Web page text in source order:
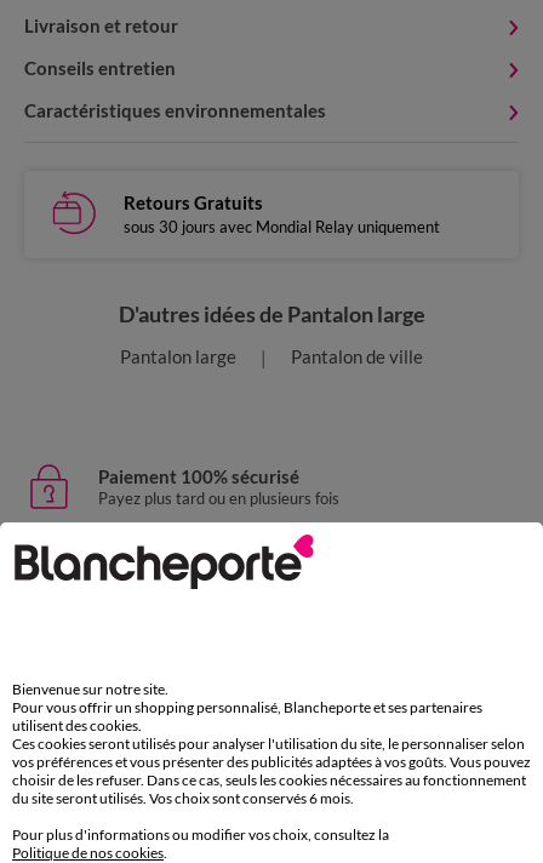
Livraison et retour
Conseils entretien
Caractéristiques environnementales
Retours Gratuits
sous 30 jours avec Mondial Relay uniquement
D'autres idées de Pantalon large
Pantalon large Pantalon de ville
Paiement 100% sécurisé
Payez plus tard ou en plusieurs fois
Livraison express
domicile, relais, consignes automatiques
Service clients
par chat et par téléphone
de 8h00 à 20h00 du lundi au samedi
Bienvenue sur notre site.
Pour vous offrir un shopping personnalisé, Blancheporte et ses partenaires
utilisent des cookies.
Ces cookies seront utilisés pour analyser l'utilisation du site, le personnaliser selon
vos préférences et vous présenter des publicités adaptées à vos goûts. Vous pouvez
choisir de les refuser. Dans ce cas, seuls les cookies nécessaires au fonctionnement
du site seront utilisés. Vos choix sont conservés 6 mois.
Pour plus d'informations ou modifier vos choix, consultez la
Politique de nos cookies.